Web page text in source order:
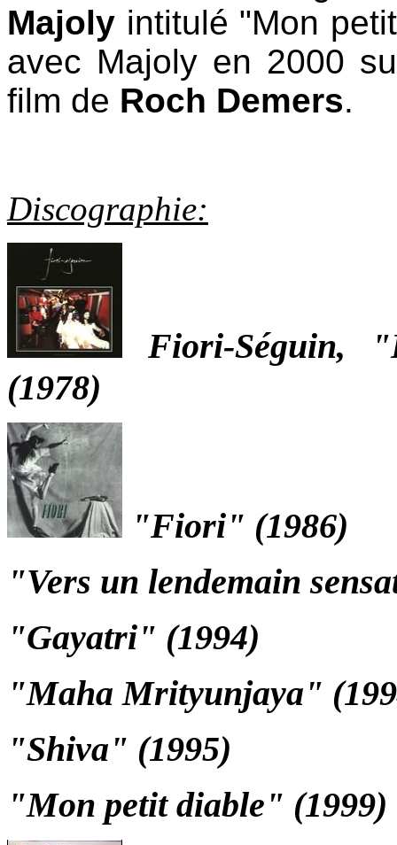
Majoly intitulé "Mon
avec Majoly en 2000
film de Roch Demers.
Discographie:
Fiori-Séguin,
(1978)
"Fiori" (1986)
"Vers un lendemain
"Gayatri" (1994)
"Maha Mrityunjaya"
"Shiva" (1995)
"Mon petit diable"